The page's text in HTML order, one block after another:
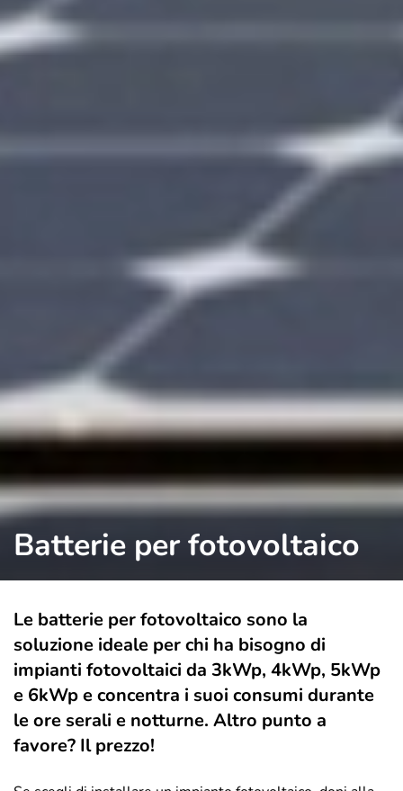
Batterie per fotovoltaico
Le batterie per fotovoltaico sono la
soluzione ideale per chi ha bisogno di
impianti fotovoltaici da 3kWp, 4kWp, 5kWp
e 6kWp e concentra i suoi consumi durante
le ore serali e notturne. Altro punto a
favore? Il prezzo!